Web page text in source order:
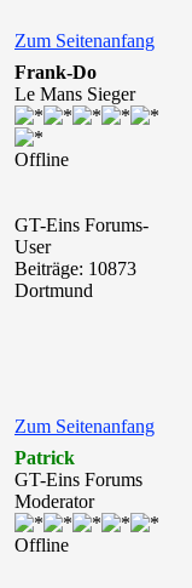
Zum Seitenanfang
Frank-Do
Le Mans Sieger
Offline
GT-Eins Forums-
User
Beiträge: 10873
Dortmund
Zum Seitenanfang
Patrick
GT-Eins Forums
Moderator
Offline